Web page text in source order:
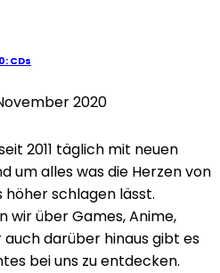
CDs
2020
2011 täglich mit neuen
um alles was die Herzen von
höher schlagen lässt.
wir über Games, Anime,
darüber hinaus gibt es
bei uns zu entdecken.